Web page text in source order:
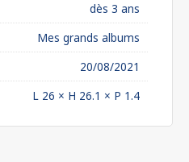
dès 3 ans
Mes grands albums
20/08/2021
L 26 × H 26.1 × P 1.4